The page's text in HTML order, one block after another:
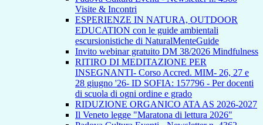
Visite & Incontri
ESPERIENZE IN NATURA, OUTDOOR
EDUCATION con le guide ambientali
escursionistiche di NaturalMenteGuide
Invito webinar gratuito DM 38/2026 Mindfulness
RITIRO DI MEDITAZIONE PER
INSEGNANTI- Corso Accred. MIM- 26, 27 e
28 giugno '26- ID SOFIA: 157796 - Per docenti
di scuola di ogni ordine e grado
RIDUZIONE ORGANICO ATA AS 2026-2027
Il Veneto legge "Maratona di lettura 2026"